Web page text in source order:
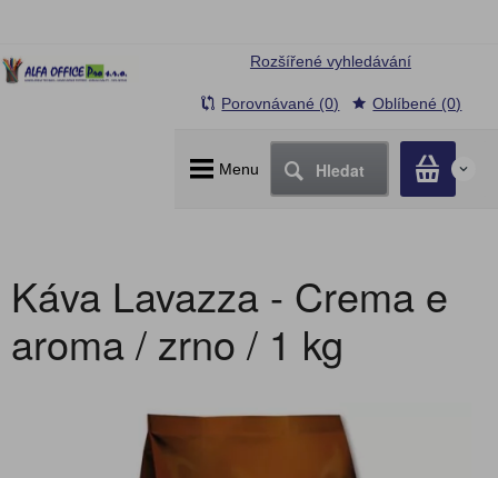
Menu Hledat 0
Rozšířené vyhledávání
Porovnávané (0) Oblíbené (0)
Káva Lavazza - Crema e
aroma / zrno / 1 kg